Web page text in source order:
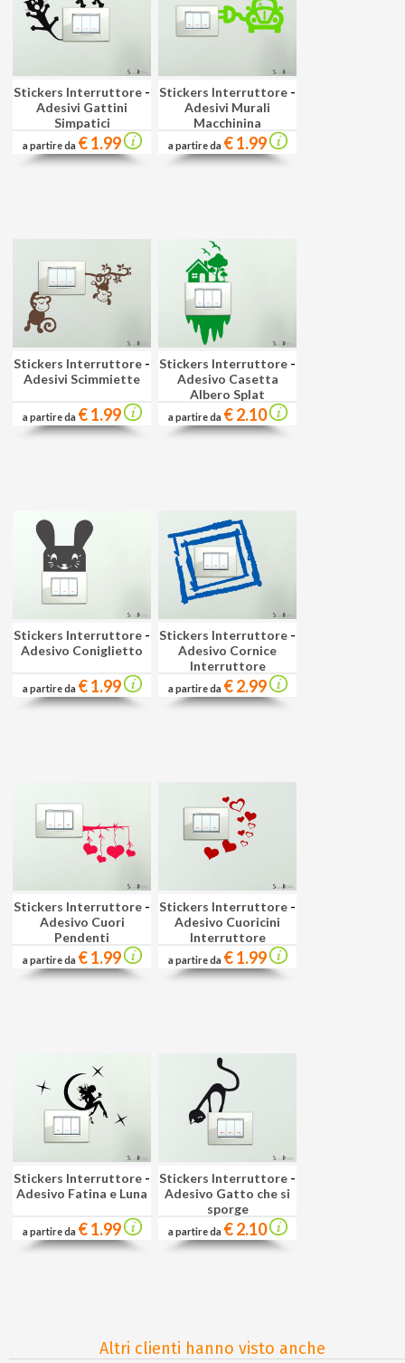
Stickers Interruttore -
Adesivi Gattini
Simpatici
a partire da € 1.99
Stickers Interruttore -
Adesivi Murali
Macchinina
a partire da € 1.99
Stickers Interruttore -
Adesivi Scimmiette
a partire da € 1.99
Stickers Interruttore -
Adesivo Casetta
Albero Splat
a partire da € 2.10
Stickers Interruttore -
Adesivo Coniglietto
a partire da € 1.99
Stickers Interruttore -
Adesivo Cornice
Interruttore
a partire da € 2.99
Stickers Interruttore -
Adesivo Cuori
Pendenti
a partire da € 1.99
Stickers Interruttore -
Adesivo Cuoricini
Interruttore
a partire da € 1.99
Stickers Interruttore -
Adesivo Fatina e Luna
a partire da € 1.99
Stickers Interruttore -
Adesivo Gatto che si
sporge
a partire da € 2.10
Altri clienti hanno visto anche